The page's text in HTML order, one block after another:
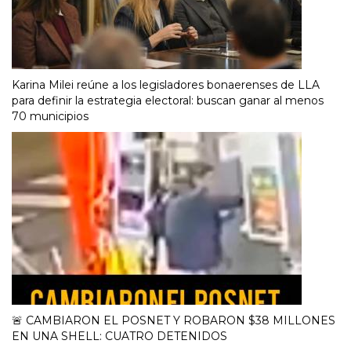
Karina Milei reúne a los legisladores bonaerenses de LLA
para definir la estrategia electoral: buscan ganar al menos
70 municipios
🚨 CAMBIARON EL POSNET Y ROBARON $38 MILLONES
EN UNA SHELL: CUATRO DETENIDOS